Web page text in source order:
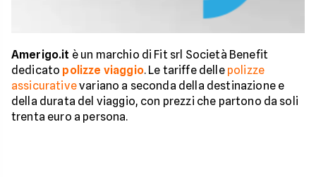
Amerigo.it è un marchio di Fit srl Società Benefit
dedicato polizze viaggio. Le tariffe delle polizze
assicurativevariano a seconda della destinazione e
della durata del viaggio, con prezzi che partono da soli
trenta euro a persona.